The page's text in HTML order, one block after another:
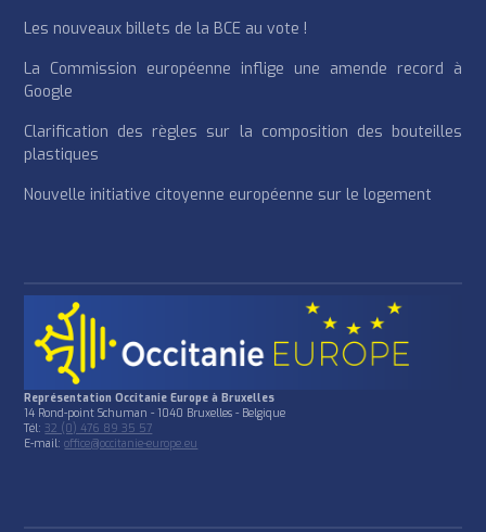
Les nouveaux billets de la BCE au vote !
La Commission européenne inflige une amende record à
Google
Clarification des règles sur la composition des bouteilles
plastiques
Nouvelle initiative citoyenne européenne sur le logement
Représentation Occitanie Europe à Bruxelles
14 Rond-point Schuman - 1040 Bruxelles - Belgique
Tél: 32 (0) 476 89 35 57
E-mail:office@occitanie-europe.eu